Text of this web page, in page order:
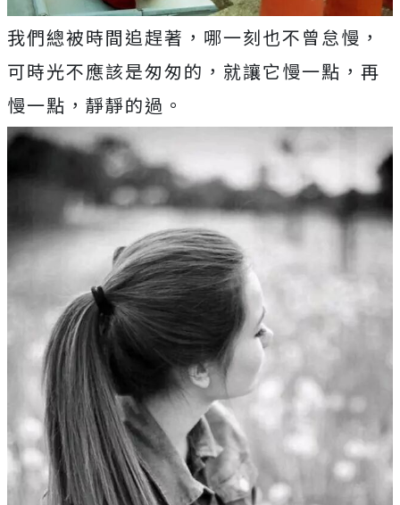
我們總被時間追趕著，哪一刻也不曾怠慢，
可時光不應該是匆匆的，就讓它慢一點，再
慢一點，靜靜的過。